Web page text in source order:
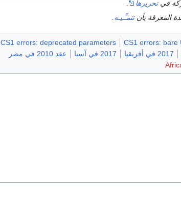
فيتحريرها
المعرفة بأنتنمـِّـيـه
CS1 errors: bare
CS1 errors: deprecated parameters
2017 في أفريقيا 2017 في آسيا
عقد 2010 في مصر